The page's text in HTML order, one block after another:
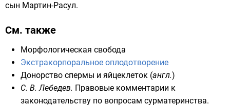
сын Мартин-Расул.
См. также
Морфологическая свобода
Экстракорпоральное оплодотворение
Донорство спермы и яйцеклеток (англ.)
С. В. Лебедев. Правовые комментарии к
законодательству по вопросам сурматеринства.